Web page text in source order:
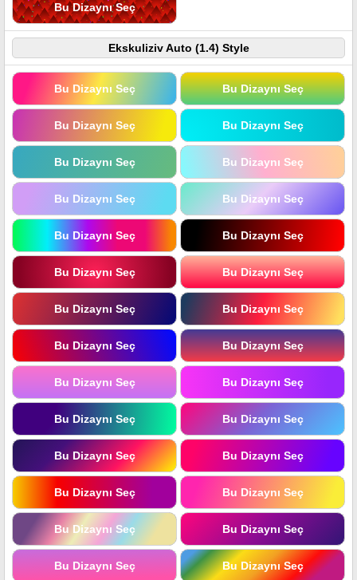
Bu Dizaynı Seç
Ekskuliziv Auto (1.4) Style
Bu Dizaynı Seç Bu Dizaynı Seç
Bu Dizaynı Seç Bu Dizaynı Seç
Bu Dizaynı Seç Bu Dizaynı Seç
Bu Dizaynı Seç Bu Dizaynı Seç
Bu Dizaynı Seç Bu Dizaynı Seç
Bu Dizaynı Seç Bu Dizaynı Seç
Bu Dizaynı Seç Bu Dizaynı Seç
Bu Dizaynı Seç Bu Dizaynı Seç
Bu Dizaynı Seç Bu Dizaynı Seç
Bu Dizaynı Seç Bu Dizaynı Seç
Bu Dizaynı Seç Bu Dizaynı Seç
Bu Dizaynı Seç Bu Dizaynı Seç
Bu Dizaynı Seç Bu Dizaynı Seç
Bu Dizaynı Seç Bu Dizaynı Seç